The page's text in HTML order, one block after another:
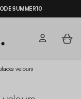
SUMMER10
velours